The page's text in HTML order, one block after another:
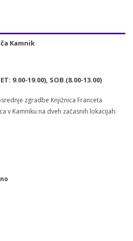
Kamnik
9.00-19.00), SOB (8.00-13.00)
zgradbe Knjižnica Franceta
v Kamniku na dveh začasnih lokacijah: